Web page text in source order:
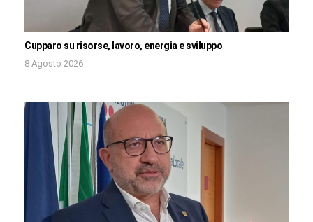
Cupparo su risorse, lavoro, energia e sviluppo
8 Agosto 2026